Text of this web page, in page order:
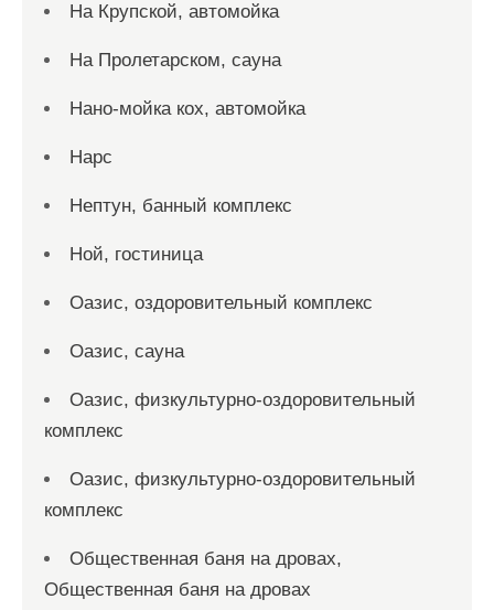
На Крупской, автомойка
На Пролетарском, сауна
Нано-мойка кох, автомойка
Нарс
Нептун, банный комплекс
Ной, гостиница
Оазис, оздоровительный комплекс
Оазис, сауна
Оазис, физкультурно-оздоровительный
комплекс
Оазис, физкультурно-оздоровительный
комплекс
Общественная баня на дровах,
Общественная баня на дровах